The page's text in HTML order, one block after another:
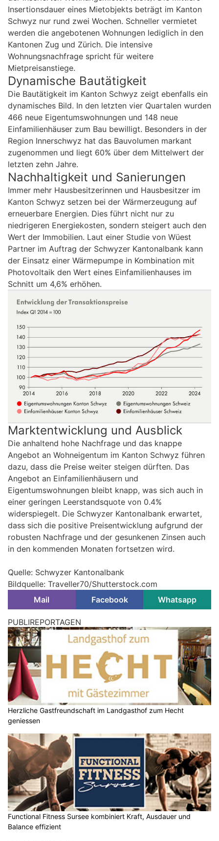
Insertionsdauer eines Mietobjekts beträgt im Kanton
Schwyz nur rund zwei Wochen. Schneller vermietet
werden die angebotenen Wohnungen lediglich in den
Kantonen Zug und Zürich. Die intensive
Wohnungsnachfrage spricht für weitere
Mietpreisanstiege.
Dynamische Bautätigkeit
Die Bautätigkeit im Kanton Schwyz zeigt ebenfalls ein
dynamisches Bild. In den letzten vier Quartalen wurden
466 neue Eigentumswohnungen und 148 neue
Einfamilienhäuser zum Bau bewilligt. Besonders in der
Region Innerschwyz hat das Bauvolumen markant
zugenommen und liegt 60% über dem Mittelwert der
letzten zehn Jahre.
Nachhaltigkeit und Sanierungen
Immer mehr Hausbesitzerinnen und Hausbesitzer im
Kanton Schwyz setzen bei der Wärmerzeugung auf
erneuerbare Energien. Dies führt nicht nur zu
niedrigeren Energiekosten, sondern steigert auch den
Wert der Immobilien. Laut einer Studie von Wüest
Partner im Auftrag der Schwyzer Kantonalbank kann
der Einsatz einer Wärmepumpe in Kombination mit
Photovoltaik den Wert eines Einfamilienhauses im
Schnitt um 4,6% erhöhen.
Marktentwicklung und Ausblick
Die anhaltend hohe Nachfrage und das knappe
Angebot an Wohneigentum im Kanton Schwyz führen
dazu, dass die Preise weiter steigen dürften. Das
Angebot an Einfamilienhäusern und
Eigentumswohnungen bleibt knapp, was sich auch in
einer geringen Leerstandsquote von 0.4%
widerspiegelt. Die Schwyzer Kantonalbank erwartet,
dass sich die positive Preisentwicklung aufgrund der
robusten Nachfrage und der gesunkenen Zinsen auch
in den kommenden Monaten fortsetzen wird.
Quelle: Schwyzer Kantonalbank
Bildquelle: Traveller70/Shutterstock.com
Mail
Facebook Whatsapp
Zug reagiert auf Wohnungsnot mit Strategie
2030 und neuen Massnahmen
17.05.26 VON BELMEDIA REDAKTION
Die Wohnpolitische Strategie 2030 der Zuger Regierung zielt
darauf ab, die angespannte Wohnsituation zu entschärfen
und langfristig bezahlbaren Wohnraum für breite
Bevölkerungsschichten sicherzustellen.
Zahlreiche Massnahmen werden zurzeit entwickelt. Darunter
auch eine Erstberatung für die Verdichtung in Einfamilienhaus-
Weiterlesen
Casa Tolone Luzern überzeugt mit italienischen Klassikern und Wein
Gönnen Sie sich eine Auszeit im Restaurant Meierhöfli